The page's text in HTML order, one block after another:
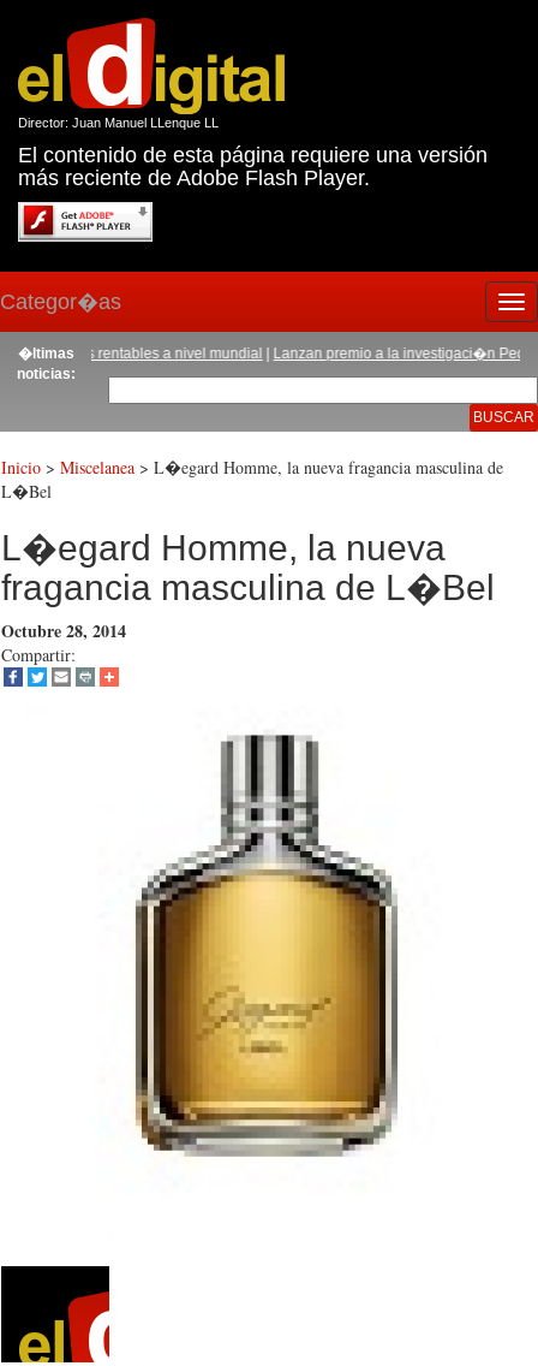
Director: Juan Manuel LLenque LL
El contenido de esta página requiere una versión
más reciente de Adobe Flash Player.
Categor�as
�ltimas
noticias:
rentables a nivel mundial|Lanzan premio a la investigaci�n Pedro Ruiz
Inicio > Miscelanea > L�egard Homme, la nueva fragancia masculina de
L�Bel
L�egard Homme, la nueva
fragancia masculina de L�Bel
Octubre 28, 2014
Compartir: